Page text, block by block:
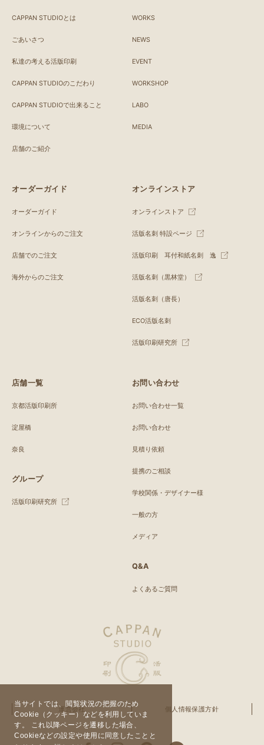
当サイトでは、閲覧状況の把握のため
Cookie（クッキー）などを利用していま
す。 これ以降ページを遷移した場合、
Cookieなどの設定や使用に同意したことと
CAPPAN STUDIOとは
ごあいさつ
私達の考える活版印刷
CAPPAN STUDIOのこだわり
CAPPAN STUDIOで出来ること
環境について
店舗のご紹介
WORKS
NEWS
EVENT
WORKSHOP
LABO
MEDIA
オーダーガイド
オーダーガイド
オンラインからのご注文
店舗でのご注文
海外からのご注文
オンラインストア
オンラインストア
活版名刺 特設ページ
活版印刷 耳付和紙名刺 逸
活版名刺（黒林堂）
活版名刺（唐長）
ECO活版名刺
活版印刷研究所
店舗一覧
京都活版印刷所
淀屋橋
奈良
グループ
活版印刷研究所
お問い合わせ
お問い合わせ一覧
お問い合わせ
見積り依頼
提携のご相談
学校関係・デザイナー様
一般の方
メディア
Q&A
よくあるご質問
運営会社 個人情報保護方針